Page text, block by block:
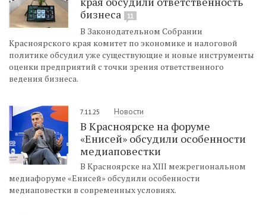
бизнеса
11
В Законодательном Собрании
Красноярского края комитет по экономике и налоговой
политике обсудил уже существующие и новые инструменты
оценки предприятий с точки зрения ответственного
ведения бизнеса.
7.11.25 Новости
В Красноярске на форуме
«Енисей» обсудили особенности
медиаповестки
В Красноярске на XIII межрегиональном
медиафоруме «Енисей» обсудили особенности
медиаповестки в современных условиях.